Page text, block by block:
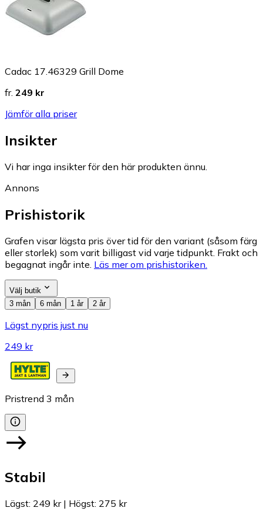
Cadac 17.46329 Grill Dome
fr. 249 kr
Jämför alla priser
Insikter
Vi har inga insikter för den här produkten ännu.
Annons
Prishistorik
Grafen visar lägsta pris över tid för den variant (såsom färg
eller storlek) som varit billigast vid varje tidpunkt. Frakt och
begagnat ingår inte. Läs mer om prishistoriken.
Välj butik
3 mån
6 mån 1 år 2 år
Lägst nypris just nu
249 kr
Pristrend 3 mån
Stabil
Lägst: 249 kr| Högst: 275 kr